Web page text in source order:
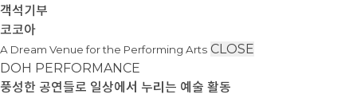
객석기부
코코아
A Dream Venue for the Performing Arts CLOSE
DOH PERFORMANCE
풍성한 공연들로 일상에서 누리는 예술 활동